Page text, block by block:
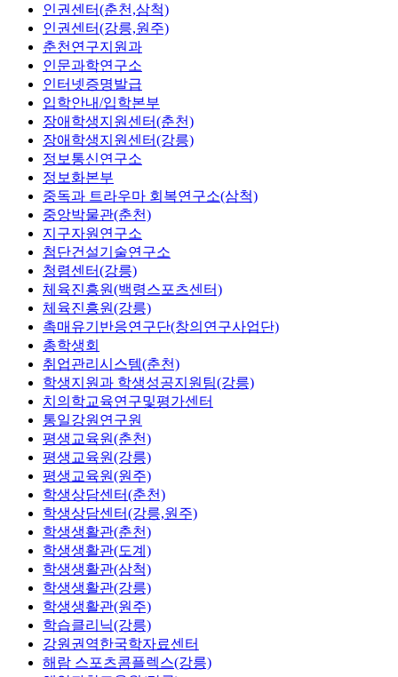
인권센터(춘천,삼척)
인권센터(강릉,원주)
춘천연구지원과
인문과학연구소
인터넷증명발급
입학안내/입학본부
장애학생지원센터(춘천)
장애학생지원센터(강릉)
정보통신연구소
정보화본부
중독과 트라우마 회복연구소(삼척)
중앙박물관(춘천)
지구자원연구소
첨단건설기술연구소
청렴센터(강릉)
체육진흥원(백령스포츠센터)
체육진흥원(강릉)
촉매유기반응연구단(창의연구사업단)
총학생회
취업관리시스템(춘천)
학생지원과 학생성공지원팀(강릉)
치의학교육연구및평가센터
통일강원연구원
평생교육원(춘천)
평생교육원(강릉)
평생교육원(원주)
학생상담센터(춘천)
학생상담센터(강릉,원주)
학생생활관(춘천)
학생생활관(도계)
학생생활관(삼척)
학생생활관(강릉)
학생생활관(원주)
학습클리닉(강릉)
강원권역한국학자료센터
해람 스포츠콤플렉스(강릉)